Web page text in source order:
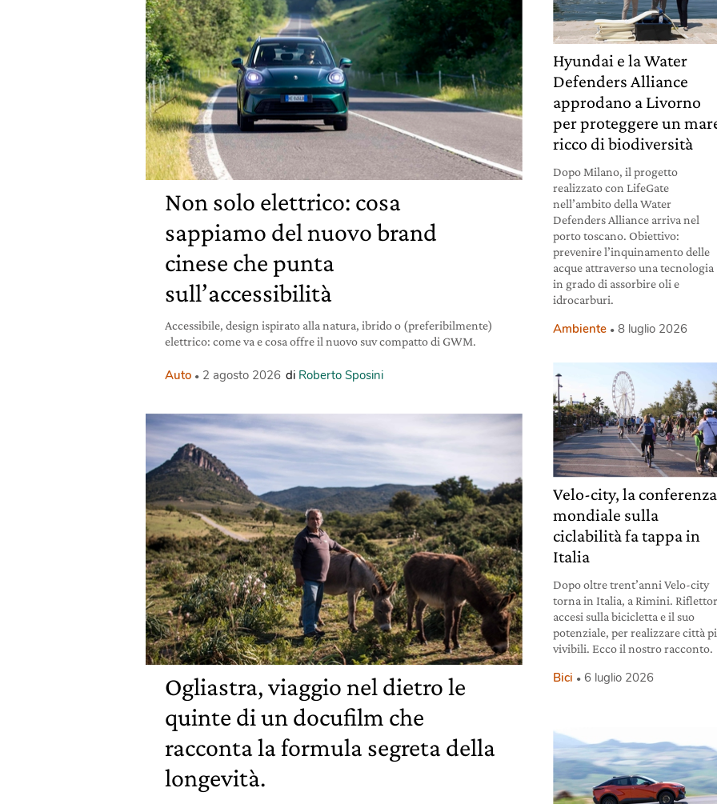
Non solo elettrico: cosa
sappiamo del nuovo brand
cinese che punta
sull’accessibilità
Accessibile, design ispirato alla natura, ibrido o (preferibilmente)
elettrico: come va e cosa offre il nuovo suv compatto di GWM.
Auto 2 agosto 2026 di Roberto Sposini
Ogliastra, viaggio nel dietro le
quinte di un docufilm che
racconta la formula segreta della
longevità.
Hyundai e la Water
Defenders Alliance
approdano a Livorno
per proteggere un
ricco di biodiversità
Dopo Milano, il progetto
realizzato con LifeGate
nell’ambito della Water
Defenders Alliance arriva nel
porto toscano. Obiettivo:
prevenire l’inquinamento delle
acque attraverso una tecnologia
in grado di assorbire oli e
idrocarburi.
Ambiente 8 luglio 2026
Velo-city, la conferenza
mondiale sulla
ciclabilità fa tappa in
Italia
Dopo oltre trent’anni Velo-city
torna in Italia, a Rimini.
accesi sulla bicicletta e il suo
potenziale, per realizzare città
vivibili. Ecco il nostro racconto.
Bici 6 luglio 2026